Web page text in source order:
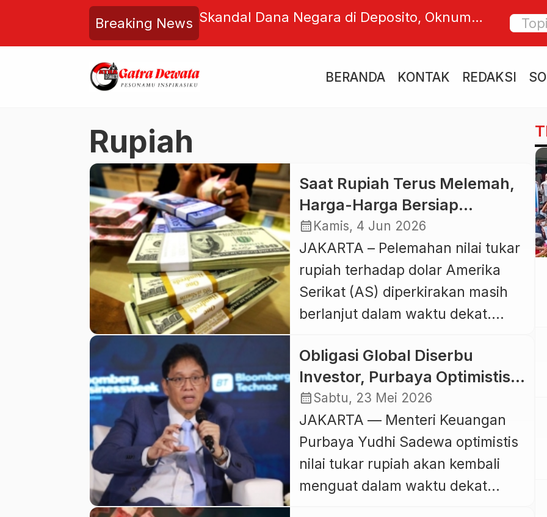
Breaking News
Naik ke Tahap
LH Tegaskan
Bali Tak Bisa Lagi
Skandal Dana Negara di Deposito, Oknum
BTID
BERANDA KONTAK REDAKSI
Rupiah
Saat Rupiah Terus Melemah,
Harga-Harga Bersiap
Menghajar Kantong Rakyat
calendar_month Kamis, 4 Jun 2026
JAKARTA – Pelemahan nilai tukar
rupiah terhadap dolar Amerika
Serikat (AS) diperkirakan masih
berlanjut dalam waktu dekat.
Ibrahim Assuaibi memprediksi
kurs dolar AS berpotensi
menembus level Rp18.000 hingga
Rp18.200 apabila tekanan
terhadap rupiah tidak mereda
pada pekan depan. Menurut
Ibrahim, level Rp18.000 per dolar
Obligasi Global Diserbu
Investor, Purbaya Optimistis
Rupiah Kembali Menguat
calendar_monthSabtu, 23 Mei 2026
JAKARTA — Menteri Keuangan
Purbaya Yudhi Sadewa optimistis
nilai tukar rupiah akan kembali
menguat dalam waktu dekat